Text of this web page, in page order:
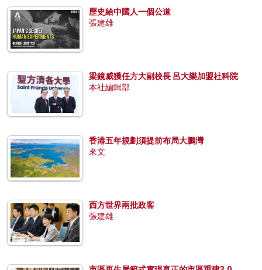
歷史給中國人一個公道
張建雄
梁鏡威獲任方大副校長 呂大樂加盟社科院
本社編輯部
香港五年規劃須提前布局大鵬灣
來文
西方世界兩批政客
張建雄